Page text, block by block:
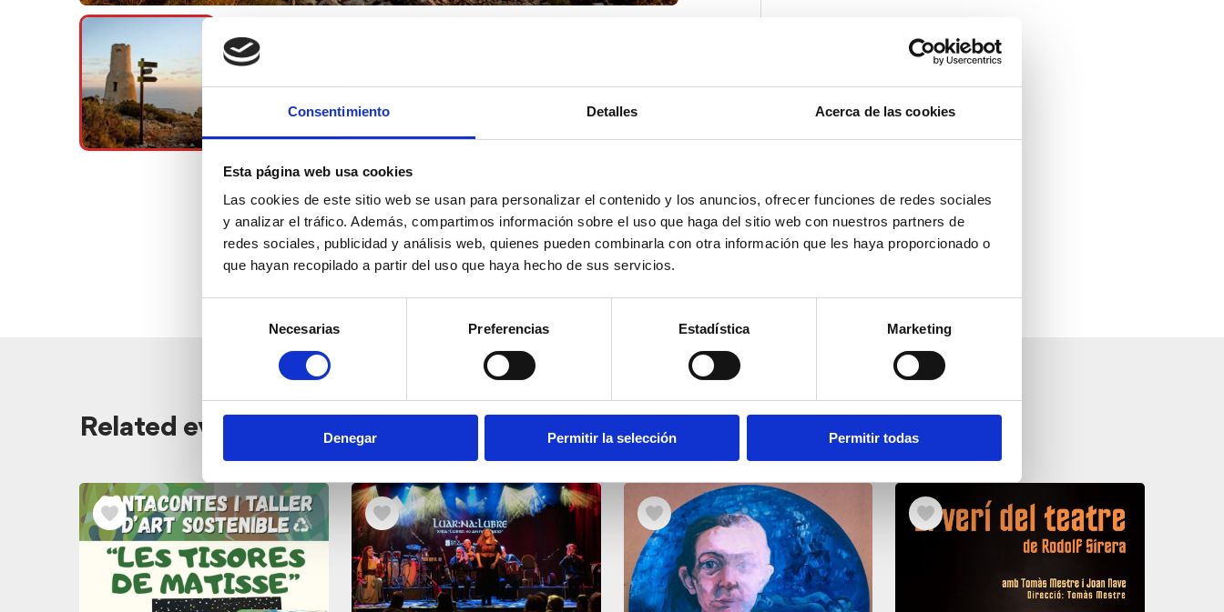
Consentimiento Detalles Acerca de las cookies
Esta página web usa cookies
Las cookies de este sitio web se usan para personalizar el contenido y los anuncios, ofrecer funciones de redes sociales
y analizar el tráfico. Además, compartimos información sobre el uso que haga del sitio web con nuestros partners de
redes sociales, publicidad y análisis web, quienes pueden combinarla con otra información que les haya proporcionado o
que hayan recopilado a partir del uso que haya hecho de sus servicios.
consentimiento
Necesarias Preferencias Estadística Marketing
Denegar Permitir la selección Permitir todas
Related events
View